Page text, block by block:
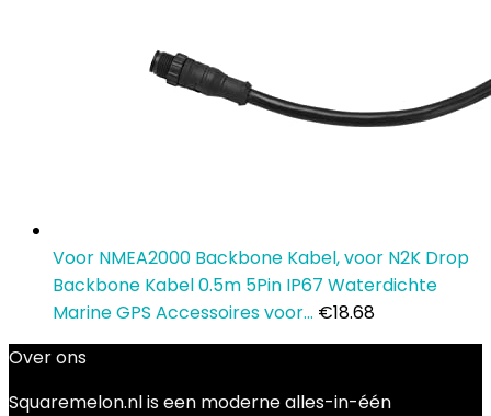
Voor NMEA2000 Backbone Kabel, voor N2K Drop
Backbone Kabel 0.5m 5Pin IP67 Waterdichte
Marine GPS Accessoires voor… €18.68
Over ons
Squaremelon.nl is een moderne alles-in-één